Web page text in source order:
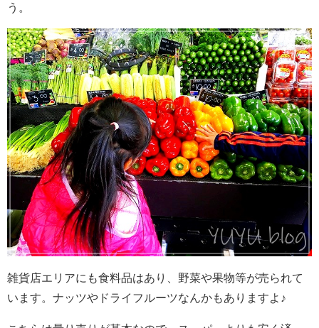
う。
雑貨店エリアにも食料品はあり、野菜や果物等が売られて
います。ナッツやドライフルーツなんかもありますよ♪